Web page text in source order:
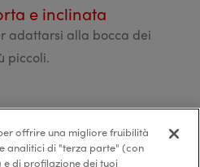
e inclinata
adattarsi alla bocca dei
piccoli.
offrire una migliore fruibilità
analitici di "terza parte" (con
di profilazione dei tuoi